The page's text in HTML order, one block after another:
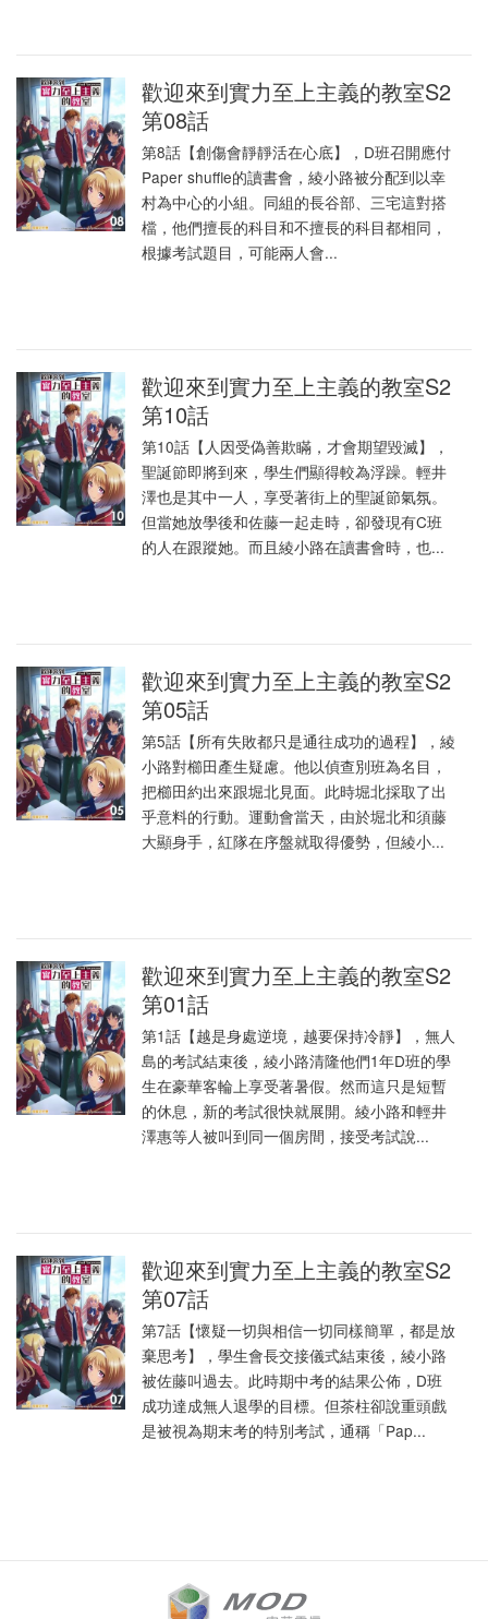
歡迎來到實力至上主義的教室S2
第08話
第8話【創傷會靜靜活在心底】，D班召開應付
Paper shuffle的讀書會，綾小路被分配到以幸
村為中心的小組。同組的長谷部、三宅這對搭
檔，他們擅長的科目和不擅長的科目都相同，
根據考試題目，可能兩人會...
歡迎來到實力至上主義的教室S2
第10話
第10話【人因受偽善欺瞞，才會期望毀滅】，
聖誕節即將到來，學生們顯得較為浮躁。輕井
澤也是其中一人，享受著街上的聖誕節氣氛。
但當她放學後和佐藤一起走時，卻發現有C班
的人在跟蹤她。而且綾小路在讀書會時，也...
歡迎來到實力至上主義的教室S2
第05話
第5話【所有失敗都只是通往成功的過程】，綾
小路對櫛田產生疑慮。他以偵查別班為名目，
把櫛田約出來跟堀北見面。此時堀北採取了出
乎意料的行動。運動會當天，由於堀北和須藤
大顯身手，紅隊在序盤就取得優勢，但綾小...
歡迎來到實力至上主義的教室S2
第01話
第1話【越是身處逆境，越要保持冷靜】，無人
島的考試結束後，綾小路清隆他們1年D班的學
生在豪華客輪上享受著暑假。然而這只是短暫
的休息，新的考試很快就展開。綾小路和輕井
澤惠等人被叫到同一個房間，接受考試說...
歡迎來到實力至上主義的教室S2
第07話
第7話【懷疑一切與相信一切同樣簡單，都是放
棄思考】，學生會長交接儀式結束後，綾小路
被佐藤叫過去。此時期中考的結果公佈，D班
成功達成無人退學的目標。但茶柱卻說重頭戲
是被視為期末考的特別考試，通稱「Pap...